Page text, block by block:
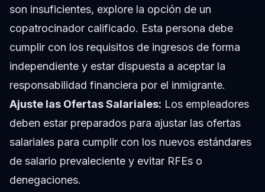
son insuficientes, explore la opción de un
copatrocinador calificado. Esta persona debe
cumplir con los requisitos de ingresos de forma
independiente y estar dispuesta a aceptar la
responsabilidad financiera por el inmigrante.
Ajuste las Ofertas Salariales: Los empleadores
deben estar preparados para ajustar las ofertas
salariales para cumplir con los nuevos estándares
de salario prevaleciente y evitar RFEs o
denegaciones.